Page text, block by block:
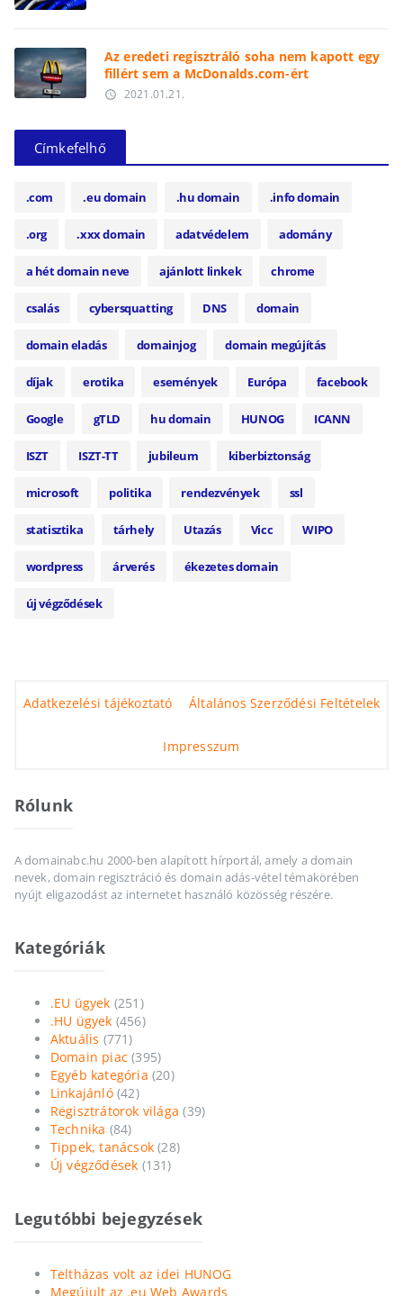
Az eredeti regisztráló soha nem kapott egy
fillért sem a McDonalds.com-ért
access_time 2021.01.21.
Címkefelhő
.com .eu domain .hu domain .info domain
.org .xxx domain adatvédelem adomány
a hét domain neve ajánlott linkek chrome
csalás cybersquatting DNS domain
domain eladás domainjog domain megújítás
díjak erotika események Európa facebook
Google gTLD hu domain HUNOG ICANN
ISZT ISZT-TT jubileum kiberbiztonság
microsoft politika rendezvények ssl
statisztika tárhely Utazás Vicc WIPO
wordpress árverés ékezetes domain
új végződések
Adatkezelési tájékoztató Általános Szerződési Feltételek
Impresszum
Rólunk
A domainabc.hu 2000-ben alapított hírportál, amely a domain
nevek, domain regisztráció és domain adás-vétel témakörében
nyújt eligazodást az internetet használó közösség részére.
Kategóriák
.EU ügyek (251)
.HU ügyek (456)
Aktuális (771)
Domain piac (395)
Egyéb kategória (20)
Linkajánló(42)
Regisztrátorok világa (39)
Technika (84)
Tippek, tanácsok (28)
Új végződések (131)
Legutóbbi bejegyzések
Teltházas volt az idei HUNOG
Megújult az .eu Web Awards